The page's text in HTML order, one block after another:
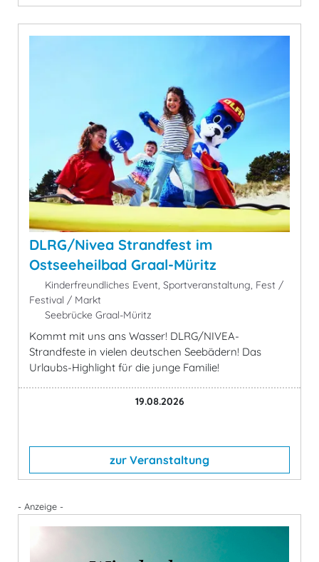
DLRG/Nivea Strandfest im
Ostseeheilbad Graal-Müritz
Kinderfreundliches Event, Sportveranstaltung, Fest /
Festival / Markt
Seebrücke Graal-Müritz
Kommt mit uns ans Wasser! DLRG/NIVEA-
Strandfeste in vielen deutschen Seebädern! Das
Urlaubs-Highlight für die junge Familie!
19.08.2026
zur Veranstaltung
- Anzeige -